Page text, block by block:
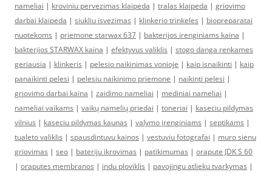
nameliai | kroviniu pervezimas klaipeda | tralas klaipeda | griovimo
darbai klaipeda | siukliu isvezimas | klinkerio trinkeles | biopreparatai
nuotekoms | priemone starwax 637 | bakterijos irenginiams kaina |
bakterijos STARWAX kaina | efektyvus valiklis | stogo danga renkames
geriausia | klinkeris | pelesio naikinimas vonioje | kaip isnaikinti | kaip
panaikinti pelesi | pelesiu naikinimo priemone | naikinti pelesi |
griovimo darbai kaina | zaidimo nameliai | mediniai nameliai |
nameliai vaikams | vaikų namelių priedai | toneriai | kaseciu pildymas
vilnius | kaseciu pildymas kaunas | valymo įrenginiams | septikams |
tualeto valiklis | spausdintuvu kainos | vestuviu fotografai | muro sienu
griovimas | seo | bateriju ikrovimas | patikimumas | orapute JDK S 60
| oraputes membranos | indu ploviklis | pavojingu atlieku tvarkymas |